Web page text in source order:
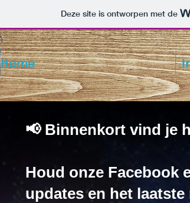
Deze site is ontworpen met de
Home
📢 Binnenkort vind je
Houd onze Facebook
updates en het laatste